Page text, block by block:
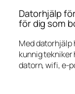
Datorhjälp
för dig som
Med datorhjälp
kunnig tekniker
datorn, wifi, e-